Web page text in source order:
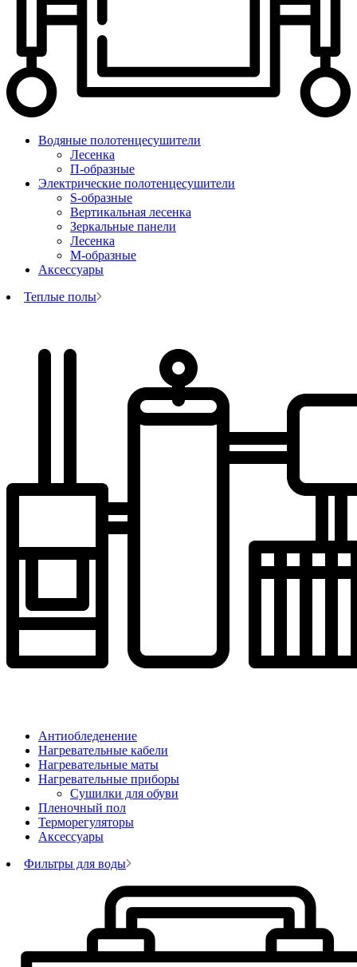
Водяные полотенцесушители
Лесенка
П-образные
Электрические полотенцесушители
S-образные
Вертикальная лесенка
Зеркальные панели
Лесенка
М-образные
Аксессуары
Теплые полы
Антиобледенение
Нагревательные кабели
Нагревательные маты
Нагревательные приборы
Сушилки для обуви
Пленочный пол
Терморегуляторы
Аксессуары
Фильтры для воды